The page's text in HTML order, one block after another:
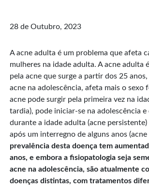
28 de Outubro, 2023
A acne adulta é um problema que afeta
mulheres na idade adulta. A acne adulta
pela acne que surge a partir dos 25
acne na adolescência, afeta mais o sexo
acne pode surgir pela primeira vez na
tardia), pode iniciar-se na adolescência
durante a idade adulta (acne persistente)
após um interregno de alguns anos
prevalência desta doença tem
anos, e embora a fisiopatologia seja
acne na adolescência, são atualmente
doenças distintas, com tratamentos